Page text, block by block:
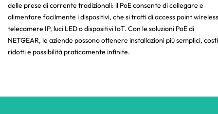
delle prese di corrente tradizionali: il PoE consente di collegare e
alimentare facilmente i dispositivi, che si tratti di access point
telecamere IP, luci LED o dispositivi IoT. Con le soluzioni PoE di
NETGEAR, le aziende possono ottenere installazioni più semplici, costi
ridotti e possibilità praticamente infinite.